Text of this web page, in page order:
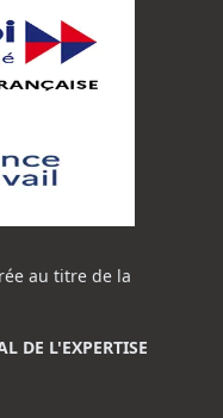
au titre de la
DE L'EXPERTISE